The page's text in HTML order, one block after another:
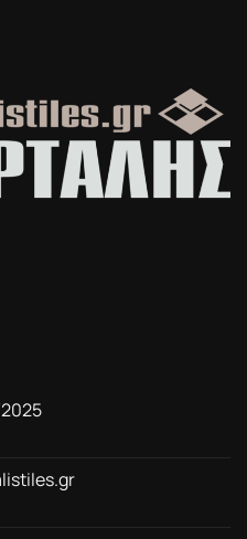
3/2025